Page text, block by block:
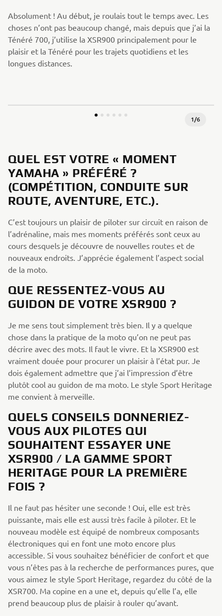
Absolument ! Au début, je roulais tout le temps avec. Les
choses n’ont pas beaucoup changé, mais depuis que j’ai la
Ténéré 700, j’utilise la XSR900 principalement pour le
plaisir et la Ténéré pour les trajets quotidiens et les
longues distances.
1/6
QUEL EST VOTRE « MOMENT
YAMAHA » PRÉFÉRÉ ?
(COMPÉTITION, CONDUITE SUR
ROUTE, AVENTURE, ETC.).
C’est toujours un plaisir de piloter sur circuit en raison de
l’adrénaline, mais mes moments préférés sont ceux au
cours desquels je découvre de nouvelles routes et de
nouveaux endroits. J’apprécie également l’aspect social
de la moto.
QUE RESSENTEZ-VOUS AU
GUIDON DE VOTRE XSR900 ?
Je me sens tout simplement très bien. Il y a quelque
chose dans la pratique de la moto qu’on ne peut pas
décrire avec des mots. Il faut le vivre. Et la XSR900 est
vraiment douée pour procurer un plaisir à l’état pur. Je
dois également admettre que j’ai l’impression d’être
plutôt cool au guidon de ma moto. Le style Sport Heritage
me convient à merveille.
QUELS CONSEILS DONNERIEZ-
VOUS AUX PILOTES QUI
SOUHAITENT ESSAYER UNE
XSR900 / LA GAMME SPORT
HERITAGE POUR LA PREMIÈRE
FOIS ?
Il ne faut pas hésiter une seconde ! Oui, elle est très
puissante, mais elle est aussi très facile à piloter. Et le
nouveau modèle est équipé de nombreux composants
électroniques qui en font une moto encore plus
accessible. Si vous souhaitez bénéficier de confort et que
vous n’êtes pas à la recherche de performances pures, que
vous aimez le style Sport Heritage, regardez du côté de la
XSR700. Ma copine en a une et, depuis qu’elle l’a, elle
prend beaucoup plus de plaisir à rouler qu’avant.